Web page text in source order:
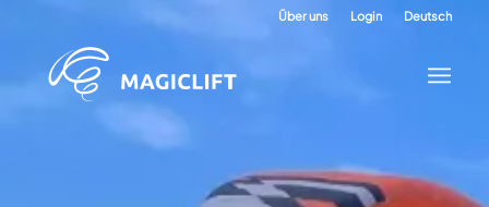
Über uns Login Deutsch